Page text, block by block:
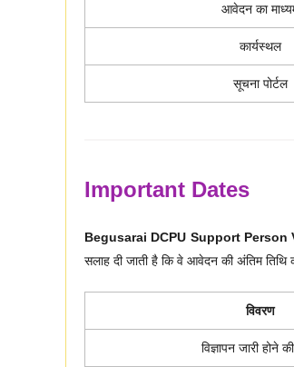
आवेदन का
कार्यस्थल
सूचना पोर्टल
Important Dates
Begusarai DCPU Support Person
सलाह दी जाती है कि वे आवेदन की अंतिम
विवरण
विज्ञापन जारी होने